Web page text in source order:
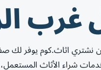
غرب
اثاث.كوم يوفر
الأثاث المستعمل،